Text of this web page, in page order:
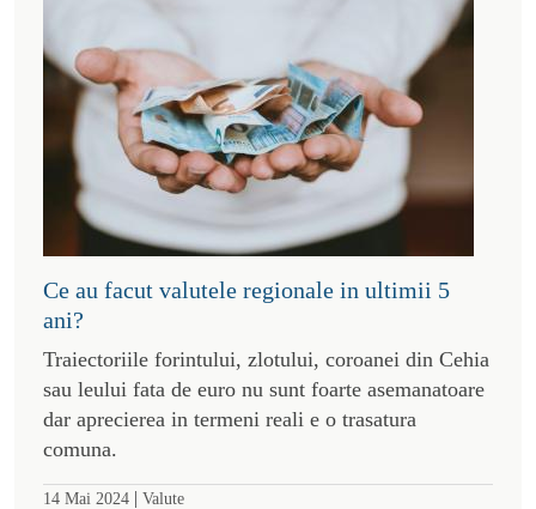
Ce au facut valutele regionale in ultimii 5
ani?
Traiectoriile forintului, zlotului, coroanei din Cehia
sau leului fata de euro nu sunt foarte asemanatoare
dar aprecierea in termeni reali e o trasatura
comuna.
14 Mai 2024 | Valute